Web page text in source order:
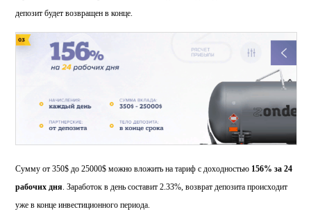
депозит будет возвращен в конце.
Сумму от 350$ до 25000$ можно вложить на тариф с доходностью 156% за 24
рабочих дня. Заработок в день составит 2.33%, возврат депозита происходит
уже в конце инвестиционного периода.